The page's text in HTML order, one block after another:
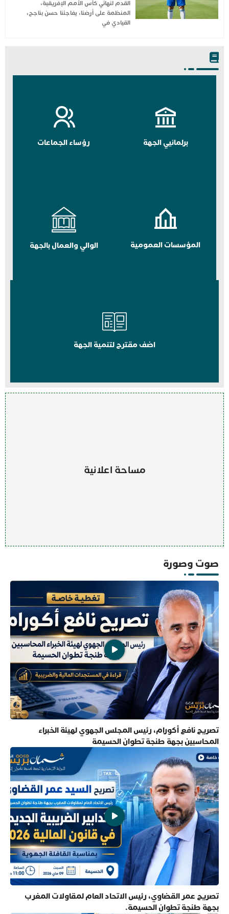
القدم لنهائي كأس الأمم الإفريقية،
المنظمة على أرضنا، يفاجئنا حسن بناجح،
القيادي في
برلمانيي الجهة رؤساء الجماعات
المؤسسات العمومية الوالي والعمال بالجهة
اضف مقترح لتنمية الجهة
مساحة اعلانية
صوت وصورة
تصريح نافع أكورام، رئيس المجلس الجهوي لهيئة الخبراء
المحاسبين بجهة طنجة تطوان الحسيمة
تصريح عمر القضاوي، رئيس الاتحاد العام لمقاولات المغرب
بجهة طنجة تطوان الحسيمة.